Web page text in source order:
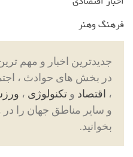
فرهنگ وهنر
در بخش های حوادث ،
، اقتصاد و تکنولوژی ،
و سایر مناطق جهان را
بخوانید.